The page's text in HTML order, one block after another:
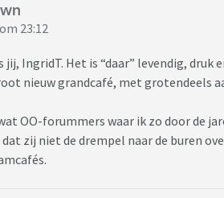
om 23:12
IngridT. Het is “daar” levendig, druk
nieuw grandcafé, met grotendeels
OO-forummers waar ik zo door de
zij niet de drempel naar de buren